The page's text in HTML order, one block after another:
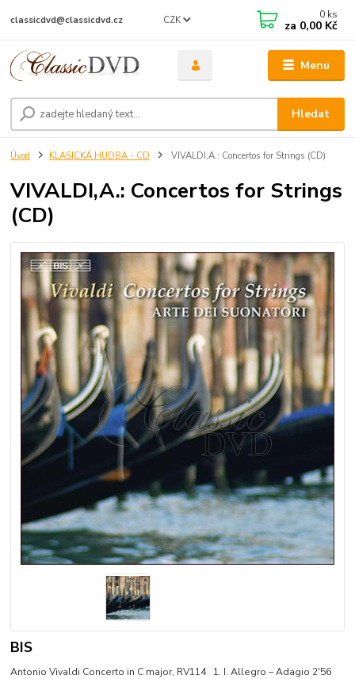
Menu
CZK
Hledat
classicdvd@classicdvd.cz 0 ks
za 0,00 Kč
Úvod KLASICKÁ HUDBA - CD VIVALDI,A.: Concertos for Strings (CD)
VIVALDI,A.: Concertos for Strings
(CD)
BIS
Antonio Vivaldi Concerto in C major, RV114 1. I. Allegro – Adagio 2'56